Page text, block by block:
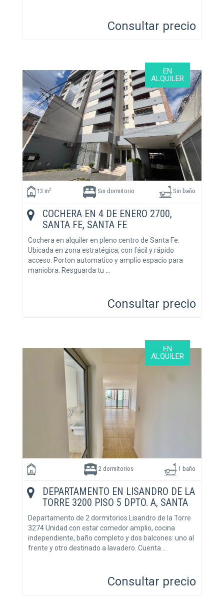
Consultar precio
EN
ALQUILER
13 m2 Sin dormitorio Sin baño
COCHERA EN 4 DE ENERO 2700,
SANTA FE, SANTA FE
Cochera en alquiler en pleno centro de Santa Fe.
Ubicada en zona estratégica, con fácil y rápido
acceso. Porton automatico y amplio espacio para
maniobra. Resguarda tu …
Consultar precio
EN
ALQUILER
2 dormitorios 1 baño
DEPARTAMENTO EN LISANDRO DE LA
TORRE 3200 PISO 5 DPTO. A, SANTA
FE, SANTA FE
Departamento de 2 dormitorios Lisandro de la Torre
3274 Unidad con estar comedor amplio, cocina
independiente, baño completo y dos balcones: uno al
frente y otro destinado a lavadero. Cuenta …
Consultar precio